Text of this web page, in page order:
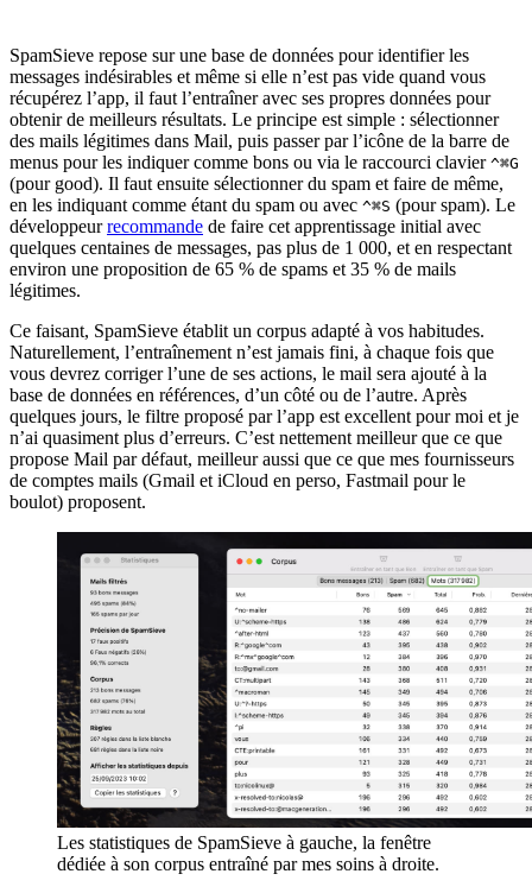
SpamSieve repose sur une base de données pour identifier les
messages indésirables et même si elle n’est pas vide quand vous
récupérez l’app, il faut l’entraîner avec ses propres données pour
obtenir de meilleurs résultats. Le principe est simple : sélectionner
des mails légitimes dans Mail, puis passer par l’icône de la barre de
menus pour les indiquer comme bons ou via le raccourci clavier ^⌘G
(pour good). Il faut ensuite sélectionner du spam et faire de même,
en les indiquant comme étant du spam ou avec ^⌘S (pour spam). Le
développeurrecommande de faire cet apprentissage initial avec
quelques centaines de messages, pas plus de 1 000, et en respectant
environ une proposition de 65 % de spams et 35 % de mails
légitimes.
Ce faisant, SpamSieve établit un corpus adapté à vos habitudes.
Naturellement, l’entraînement n’est jamais fini, à chaque fois que
vous devrez corriger l’une de ses actions, le mail sera ajouté à la
base de données en références, d’un côté ou de l’autre. Après
quelques jours, le filtre proposé par l’app est excellent pour moi et je
n’ai quasiment plus d’erreurs. C’est nettement meilleur que ce que
propose Mail par défaut, meilleur aussi que ce que mes fournisseurs
de comptes mails (Gmail et iCloud en perso, Fastmail pour le
boulot) proposent.
Les statistiques de SpamSieve à gauche, la fenêtre
dédiée à son corpus entraîné par mes soins à droite.